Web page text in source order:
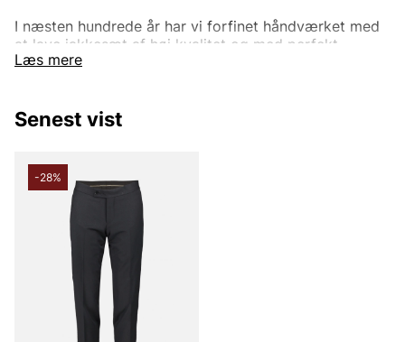
Læs mere
I næsten hundrede år har vi forfinet håndværket med
at lave jakkesæt af høj kvalitet og med perfekt
pasform. Ved at arbejde med stoffer fra nogle af
vil vores jakkesæt ikke skuffe dig. Vi har jakkesæt til
ud, din bryllupsdag. Eller hvis du bare vil være den
bedst klædte mand på arbejdet, til fester eller ved en
anden lejlighed. Opdag vores brede udvalg af
jakkesæt.
Andre populære mærker:
Senest vist
-28%